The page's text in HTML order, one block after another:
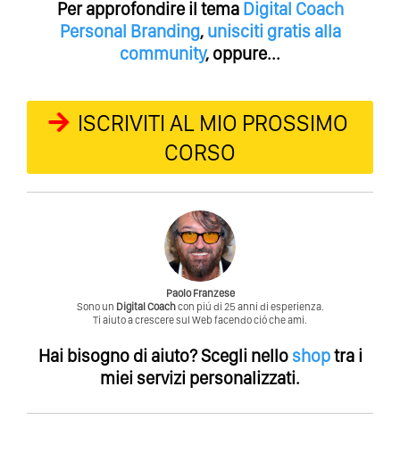
Per approfondire il tema Digital Coach
Personal Branding, unisciti gratis alla
community, oppure...
ISCRIVITI AL MIO PROSSIMO
CORSO
Paolo Franzese
Sono un Digital Coachcon piú di 25 anni di esperienza.
Ti aiuto a crescere sul Web facendo ció che ami.
Hai bisogno di aiuto?Scegli nello shoptra i
miei servizi personalizzati.